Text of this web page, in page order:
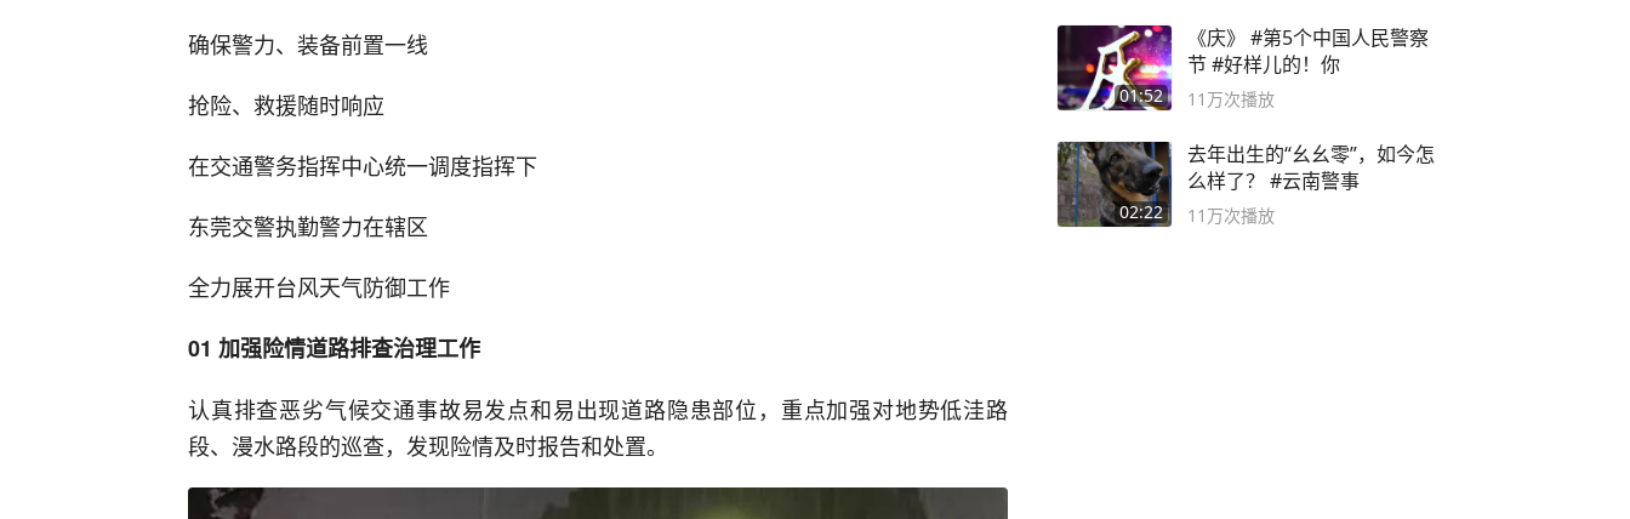
确保警力、装备前置一线
抢险、救援随时响应
在交通警务指挥中心统一调度指挥下
东莞交警执勤警力在辖区
全力展开台风天气防御工作
01 加强险情道路排查治理工作
认真排查恶劣气候交通事故易发点和易出现道路隐患部位，重点加强对地势低洼路
段、漫水路段的巡查，发现险情及时报告和处置。
01:52
《庆》 #第5个中国人民警察
节 #好样儿的！你
11万次播放
02:22
去年出生的“幺幺零”，如今怎
么样了？ #云南警事
11万次播放